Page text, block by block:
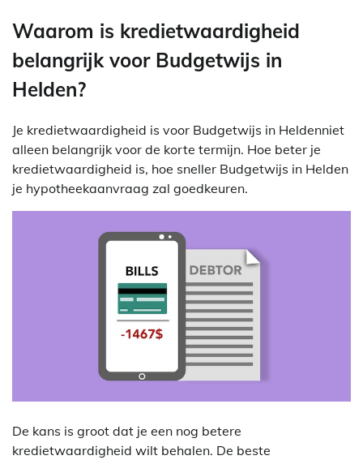
Waarom is kredietwaardigheid
belangrijk voor Budgetwijs in
Helden?
Je kredietwaardigheid is voor Budgetwijs in Heldenniet
alleen belangrijk voor de korte termijn. Hoe beter je
kredietwaardigheid is, hoe sneller Budgetwijs in Helden
je hypotheekaanvraag zal goedkeuren.
De kans is groot dat je een nog betere
kredietwaardigheid wilt behalen. De beste